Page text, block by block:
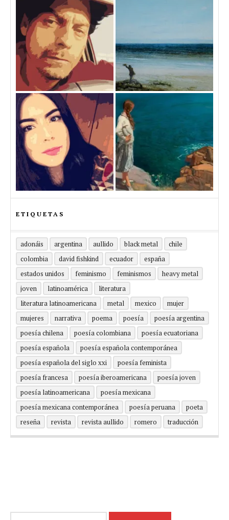
ETIQUETAS
adonáis argentina aullido black metal
chile
colombia
david fishkind ecuador
españa
estados unidos
feminismo feminismos
heavy metal
joven
latinoamérica
literatura
literatura latinoamericana
metal mexico
mujer
mujeres
narrativa poema poesía
poesía argentina
poesía chilena
poesía colombiana
poesía ecuatoriana
poesía española
poesía española contemporánea
poesía española del siglo xxi
poesía feminista
poesía francesa
poesía iberoamericana
poesía joven
poesía latinoamericana
poesía mexicana
poesía mexicana contemporánea
poesía peruana
poeta
reseña
revista revista aullido romero traducción